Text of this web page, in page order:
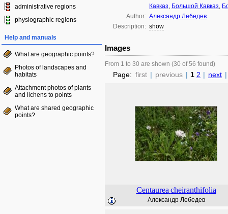
administrative regions
physiographic regions
Help and manuals
What are geographic points?
Photos of landscapes and
habitats
Attachment photos of plants
and lichens to points
What are shared geographic
points?
Кавказ, Большой Кавказ,
Author: Александр Лебедев
Description: show
Images
From 1 to 30 are shown (30 of 56 found)
Page: first | previous | 1 2 | next |
Centaurea cheiranthifolia
Александр Лебедев